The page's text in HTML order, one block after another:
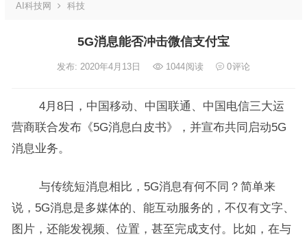
AI科技网 科技
5G消息能否冲击微信支付宝
发布: 2020年4月13日 1044阅读 0评论
4月8日，中国移动、中国联通、中国电信三大运
营商联合发布《5G消息白皮书》，并宣布共同启动5G
消息业务。
与传统短消息相比，5G消息有何不同？简单来
说，5G消息是多媒体的、能互动服务的，不仅有文字、
图片，还能发视频、位置，甚至完成支付。比如，在与